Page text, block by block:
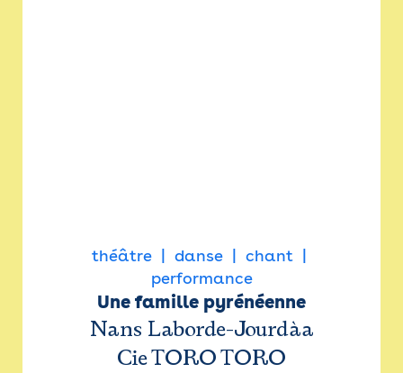
théâtre danse
chant
performance
Une famille pyrénéenne
Nans Laborde-Jourdàa
Cie TORO TORO